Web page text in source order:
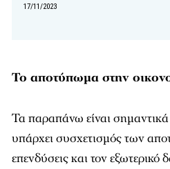
17/11/2023
Το αποτύπωμα στην
Τα παραπάνω είναι
υπάρχει συσχετισμός των
επενδύσεις και τον εξωτερικό